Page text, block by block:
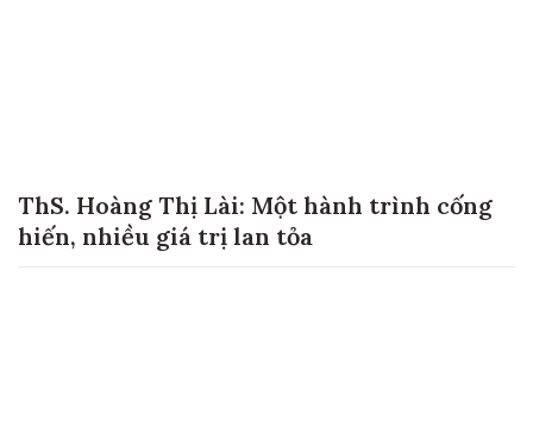
ThS. Hoàng Thị Lài: Một hành trình cống
hiến, nhiều giá trị lan tỏa